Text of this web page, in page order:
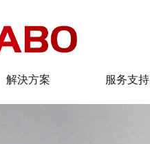
解決方案 服务支持